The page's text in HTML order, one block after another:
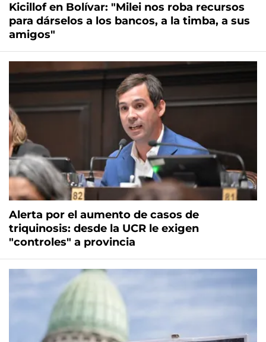
Kicillof en Bolívar: "Milei nos roba recursos
para dárselos a los bancos, a la timba, a sus
amigos"
Alerta por el aumento de casos de
triquinosis: desde la UCR le exigen
"controles" a provincia